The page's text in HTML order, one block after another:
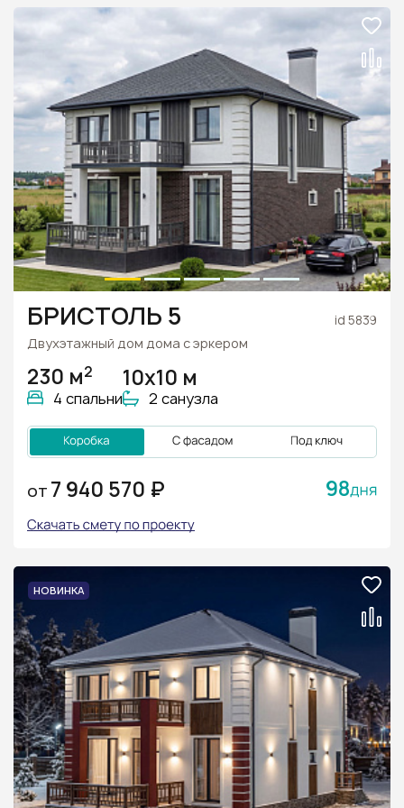
БРИСТОЛЬ 5 id 5839
Двухэтажный дом дома с эркером
230 м2
4 спальни
10х10 м
2 санузла
ОТ 7 940 570 ₽ 98
НОВИНКА